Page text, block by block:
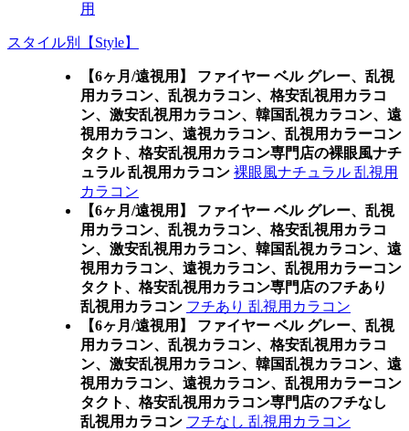
用
スタイル別【Style】
【6ヶ月/遠視用】 ファイヤー ベル グレー、乱視
用カラコン、乱視カラコン、格安乱視用カラコ
ン、激安乱視用カラコン、韓国乱視カラコン、遠
視用カラコン、遠視カラコン、乱視用カラーコン
タクト、格安乱視用カラコン専門店の裸眼風ナチ
ュラル 乱視用カラコン 裸眼風ナチュラル 乱視用
カラコン
【6ヶ月/遠視用】 ファイヤー ベル グレー、乱視
用カラコン、乱視カラコン、格安乱視用カラコ
ン、激安乱視用カラコン、韓国乱視カラコン、遠
視用カラコン、遠視カラコン、乱視用カラーコン
タクト、格安乱視用カラコン専門店のフチあり
乱視用カラコン フチあり 乱視用カラコン
【6ヶ月/遠視用】 ファイヤー ベル グレー、乱視
用カラコン、乱視カラコン、格安乱視用カラコ
ン、激安乱視用カラコン、韓国乱視カラコン、遠
視用カラコン、遠視カラコン、乱視用カラーコン
タクト、格安乱視用カラコン専門店のフチなし
乱視用カラコン フチなし 乱視用カラコン